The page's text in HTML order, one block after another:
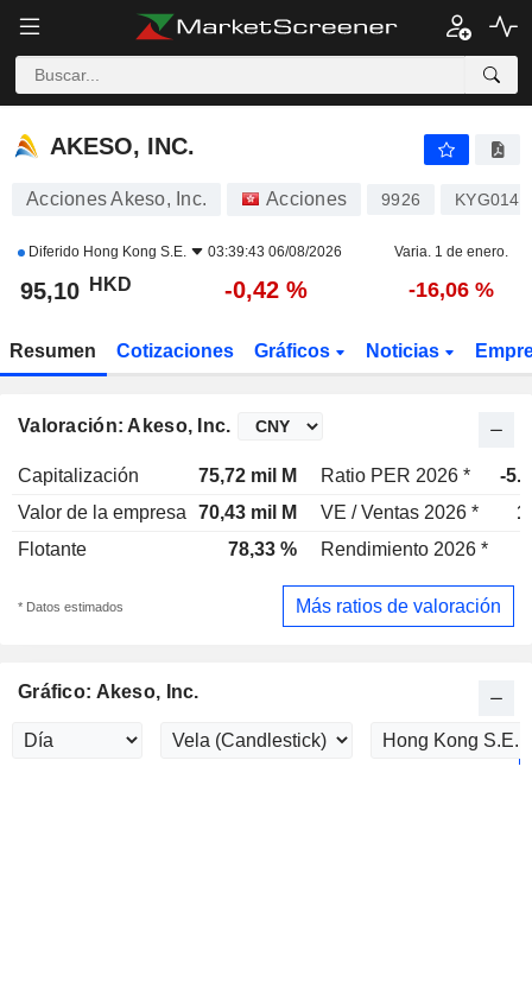
AKESO, INC.
AKESO, INC.
Acciones Akeso, Inc. Acciones 9926
Diferido Hong Kong S.E. 03:39:43 06/08/2026 Varia. 1 de enero.
95,10 HKD -0,42 % -16,06 %
Resumen Cotizaciones Gráficos Noticias
Valoración: Akeso, Inc.
Capitalización 75,72 mil M Ratio PER 2026 *
-
Valor de la empresa
70,43 mil M VE / Ventas 2026 *
Flotante
78,33 % Rendimiento 2026 *
* Datos estimados Más ratios de valoración
Gráfico: Akeso, Inc.